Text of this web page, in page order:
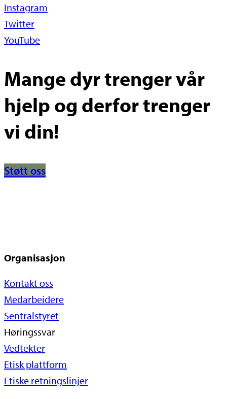
Instagram
Twitter
YouTube
Mange dyr trenger vår
hjelp og derfor trenger
vi din!
Støtt oss
Organisasjon
Kontakt oss
Medarbeidere
Sentralstyret
Høringssvar
Vedtekter
Etisk plattform
Etiske retningslinjer